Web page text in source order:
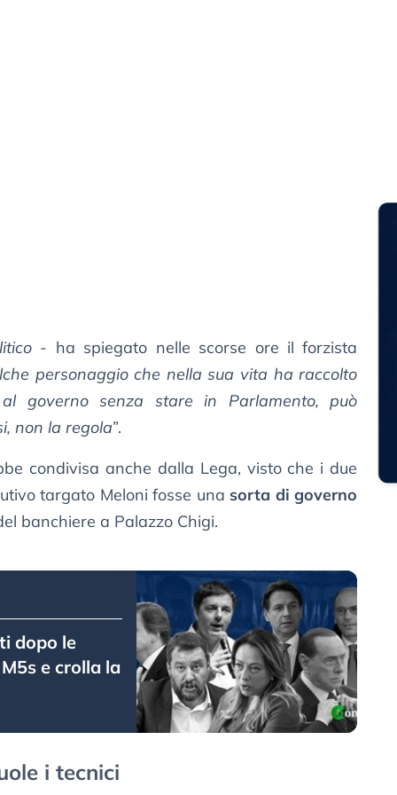
- ha spiegato nelle scorse ore il forzista
personaggio che nella sua vita ha raccolto
governo senza stare in Parlamento, può
non la regola”.
condivisa anche dalla Lega, visto che i due
targato Meloni fosse una sorta di governo
banchiere a Palazzo Chigi.
dopo le
e crolla la
i tecnici